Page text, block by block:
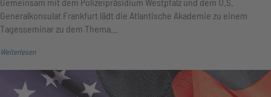
Generalkonsulat Frankfurt lädt die Atlantische Akademie zu einem
Tagesseminar zu dem Thema…
Weiterlesen